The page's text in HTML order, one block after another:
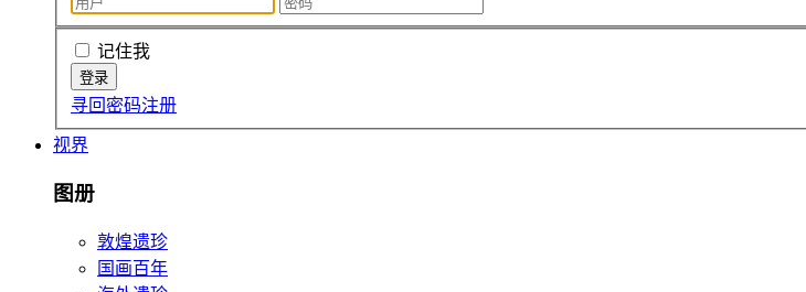
记住我
寻回密码注册
视界
图册
敦煌遗珍
国画百年